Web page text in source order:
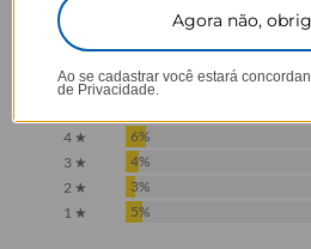
4,5
4 ★
6%
3 ★
4%
2 ★
3%
1 ★
5%
Agora não,
Ao se cadastrar você estará
de Privacidade.